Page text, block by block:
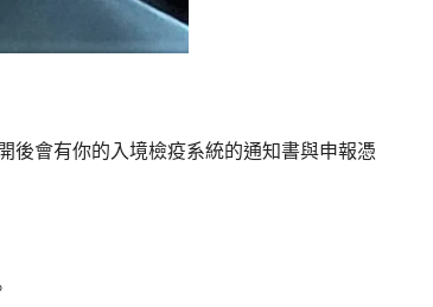
後會有你的入境檢疫系統的通知書與申報憑